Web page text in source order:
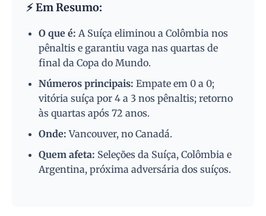
⚡ Em Resumo:
O que é: A Suíça eliminou a Colômbia nos
pênaltis e garantiu vaga nas quartas de
final da Copa do Mundo.
Números principais: Empate em 0 a 0;
vitória suíça por 4 a 3 nos pênaltis; retorno
às quartas após 72 anos.
Onde: Vancouver, no Canadá.
Quem afeta: Seleções da Suíça, Colômbia e
Argentina, próxima adversária dos suíços.